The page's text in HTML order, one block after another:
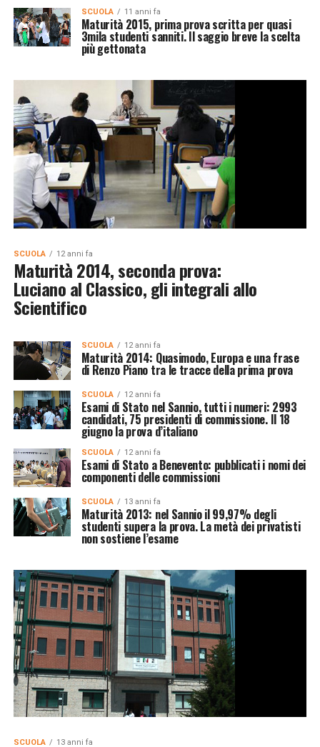
SCUOLA 11 anni fa
Maturità 2015, prima prova scritta per quasi
3mila studenti sanniti. Il saggio breve la scelta
più gettonata
SCUOLA 12 anni fa
Maturità 2014, seconda prova:
Luciano al Classico, gli integrali allo
Scientifico
SCUOLA 12 anni fa
Maturità 2014: Quasimodo, Europa e una frase
di Renzo Piano tra le tracce della prima prova
SCUOLA 12 anni fa
Esami di Stato nel Sannio, tutti i numeri: 2993
candidati, 75 presidenti di commissione. Il 18
giugno la prova d’italiano
SCUOLA 12 anni fa
Esami di Stato a Benevento: pubblicati i nomi dei
componenti delle commissioni
SCUOLA 13 anni fa
Maturità 2013: nel Sannio il 99,97% degli
studenti supera la prova. La metà dei privatisti
non sostiene l’esame
SCUOLA 13 anni fa